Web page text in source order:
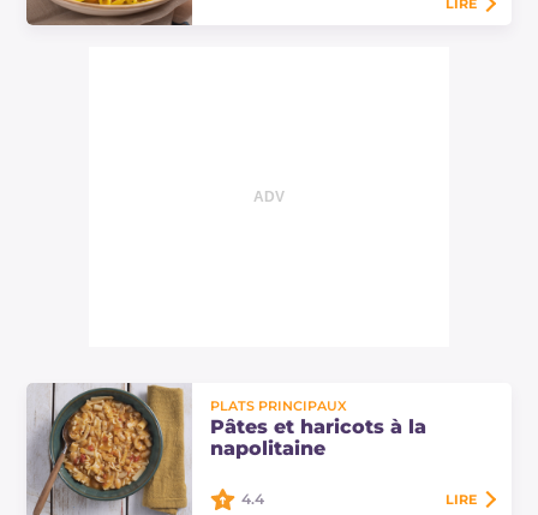
PLATS PRINCIPAUX
Pâtes et haricots à la
napolitaine
4.4 LIRE